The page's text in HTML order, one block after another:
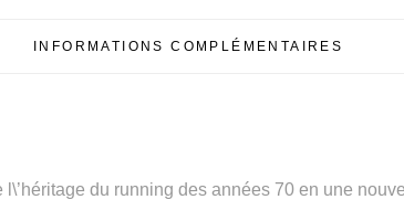
INFORMATIONS COMPLÉMENTAIRES
du running des années 70 en une